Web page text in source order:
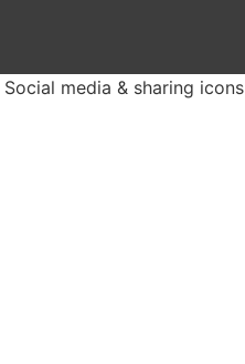
Social media & sharing